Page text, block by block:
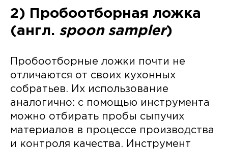
2) Пробоотборная ложка
(англ. spoon sampler)
Пробоотборные ложки почти не
отличаются от своих кухонных
собратьев. Их использование
аналогично: с помощью инструмента
можно отбирать пробы сыпучих
материалов в процессе производства
и контроля качества. Инструмент